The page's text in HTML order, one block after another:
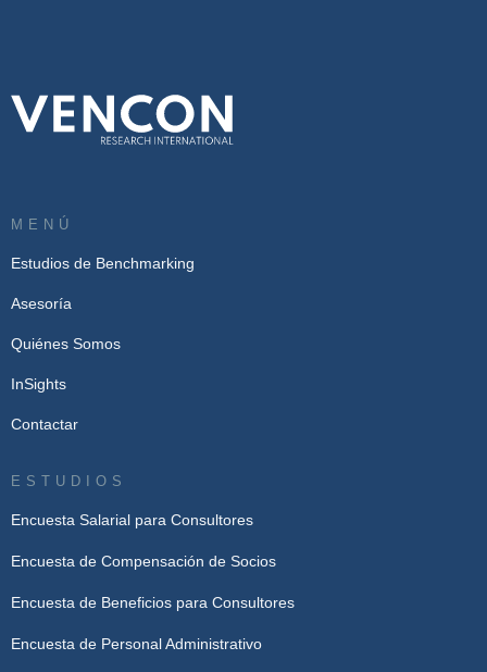
MENÚ
Estudios de Benchmarking
Asesoría
Quiénes Somos
InSights
Contactar
ESTUDIOS
Encuesta Salarial para Consultores
Encuesta de Compensación de Socios
Encuesta de Beneficios para Consultores
Encuesta de Personal Administrativo